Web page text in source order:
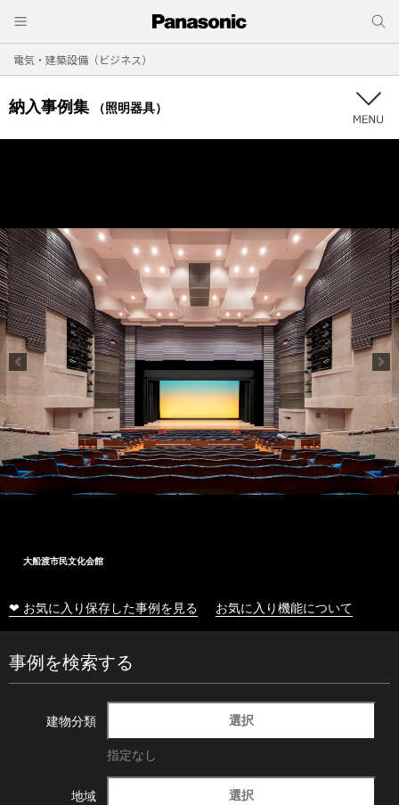
電気・建築設備（ビジネス）
納入事例集 （照明器具）
大船渡市民文化会館
❤ お気に入り保存した事例を見る お気に入り機能について
事例を検索する
建物分類 選択
指定なし
地域 選択